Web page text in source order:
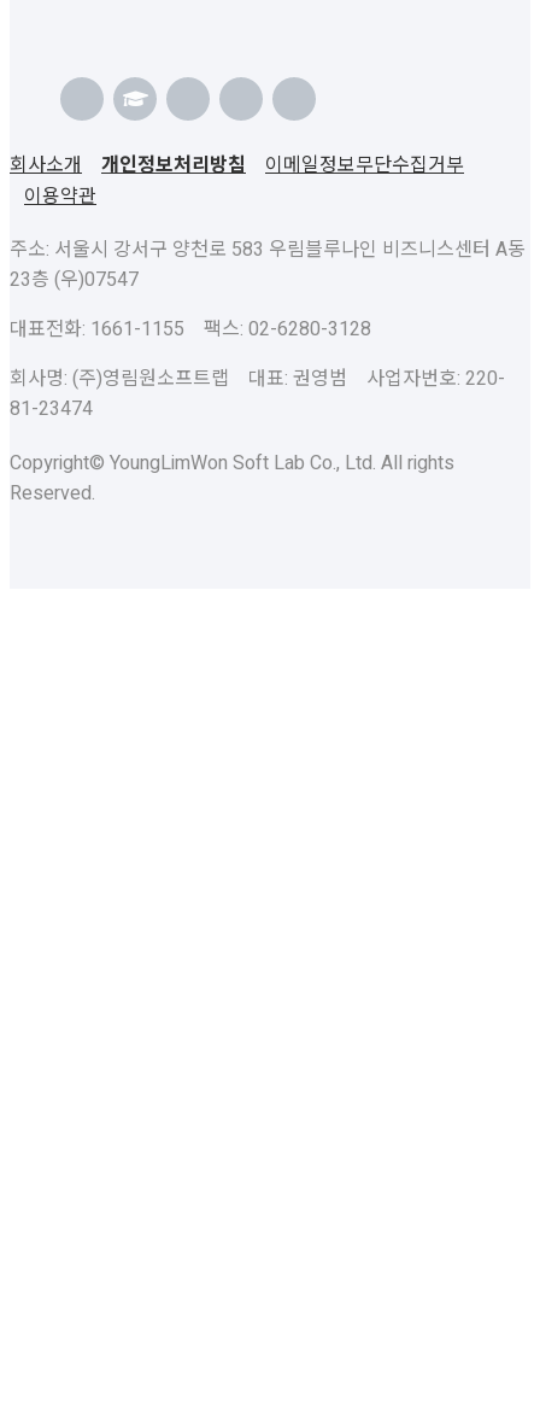
회사소개 개인정보처리방침
이메일정보무단수집거부
이용약관
주소: 서울시 강서구 양천로 583 우림블루나인 비즈니스센터 A동
23층 (우)07547
대표전화: 1661-1155 팩스: 02-6280-3128
회사명: (주)영림원소프트랩 대표: 권영범 사업자번호: 220-
81-23474
Copyright© YoungLimWon Soft Lab Co., Ltd. All rights
Reserved.